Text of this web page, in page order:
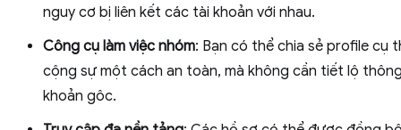
nguy cơ bị liên kết các tài khoản với nhau.
Công cụ làm việc nhóm: Bạn có thể chia sẻ profile cụ
cộng sự một cách an toàn, mà không cần tiết lộ
khoản gôc.